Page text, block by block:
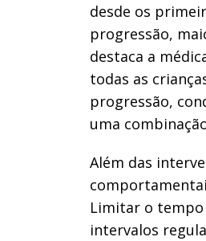
desde os
progressão,
destaca a
todas as
progressão,
uma
Além das
Limitar o tempo
intervalos